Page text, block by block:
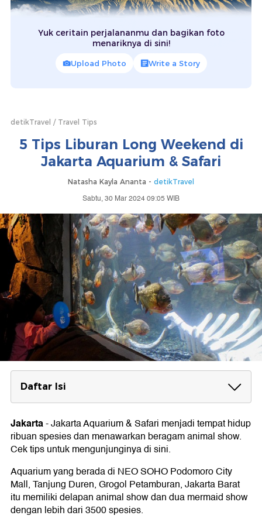
Yuk ceritain perjalananmu dan bagikan foto
menariknya di sini!
Upload Photo Write a Story
detikTravel Travel Tips
5 Tips Liburan Long Weekend di
Jakarta Aquarium & Safari
Natasha Kayla Ananta - detikTravel
Sabtu, 30 Mar 2024 09:05 WIB
Daftar Isi
1. Membeli Tiket Secara Online
2. Cek jadwal dan ikuti seluruh animal show
3. Interaksi dengan banyak satwa
4. Baca Informasi singkat tentang satwa
5. Siapkan outfit terbaik dan banyak ambil
foto
Jakarta-Jakarta Aquarium & Safari menjadi tempat hidup
ribuan spesies dan menawarkan beragam animal show.
Cek tips untuk mengunjunginya di sini.
Aquarium yang berada di NEO SOHO Podomoro City
Mall, Tanjung Duren, Grogol Petamburan, Jakarta Barat
itu memiliki delapan animal show dan dua mermaid show
dengan lebih dari 3500 spesies.